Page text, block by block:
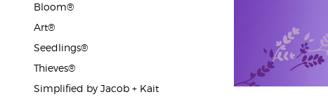
Bloom®
Art®
Seedlings®
Thieves®
Simplified by Jacob + Kait